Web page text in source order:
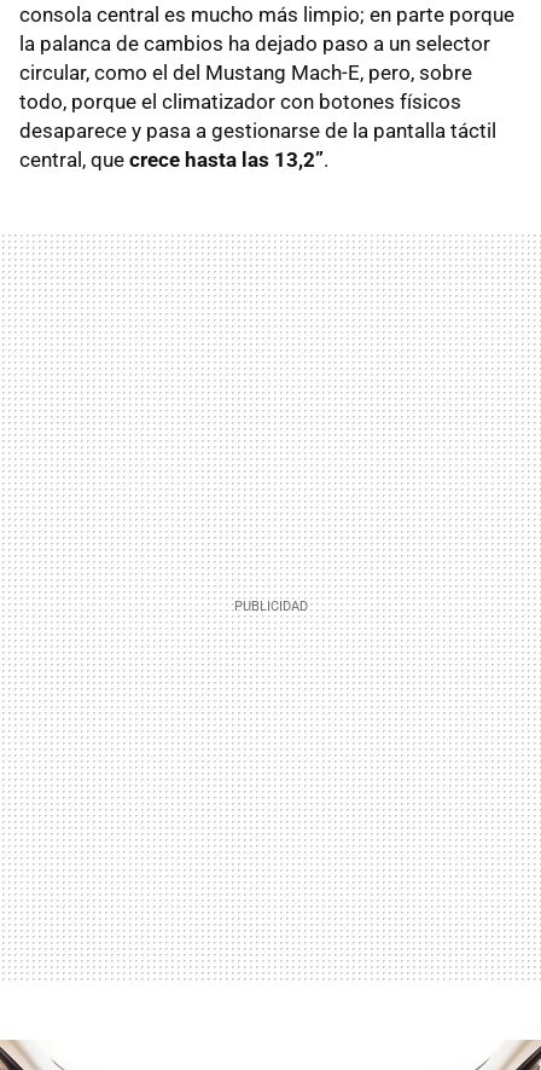
consola central es mucho más limpio; en parte porque
la palanca de cambios ha dejado paso a un selector
circular, como el del Mustang Mach-E, pero, sobre
todo, porque el climatizador con botones físicos
desaparece y pasa a gestionarse de la pantalla táctil
central, que crece hasta las 13,2”.